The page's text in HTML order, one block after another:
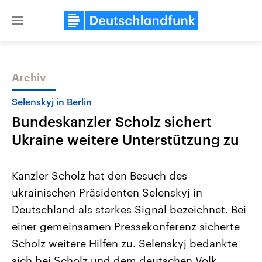
Close
Themen
Landtagswahl Sachsen-Anhalt
2026
Alle Informationen
Sachsen-Anhalt wählt am 6.
September 2026 einen neuen
Landtag. Seit 2021 wird das
Bundesland von einer Koalition aus
USA
Aktuelle Beiträge,
Hintergründe
Wirtschaftlich und
gehören die Vereinigten
den mächtigsten Ländern
mit großem Einfluss auf
Archiv
Selenskyj in Berlin
Bundeskanzler Scholz sichert
Ukraine weitere Unterstützung zu
Kanzler Scholz hat den Besuch des
ukrainischen Präsidenten Selenskyj in
Deutschland als starkes Signal bezeichnet. Bei
einer gemeinsamen Pressekonferenz sicherte
Scholz weitere Hilfen zu. Selenskyj bedankte